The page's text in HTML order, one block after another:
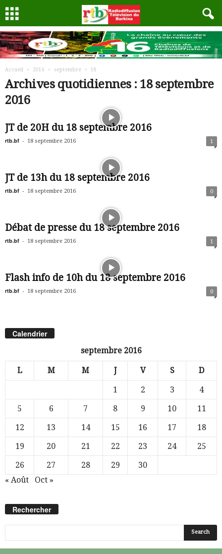
Accueil 2016 septembre 18
Archives quotidiennes : 18 septembre
2016
JT de 20H du 18 septembre 2016
rtb.bf - 18 septembre 2016 1
JT de 13h du 18 septembre 2016
rtb.bf - 18 septembre 2016 0
Débat de presse du 18 septembre 2016
rtb.bf - 18 septembre 2016 1
Flash info de 10h du 18 septembre 2016
rtb.bf - 18 septembre 2016 0
Calendrier
septembre 2016
L M M J V S D
1 2 3
4
5
6 7 8 9 10
11
12
13 14 15 16 17
18
19
20 21 22 23 24
25
26
27 28 29
30
« Août
Oct »
Rechercher